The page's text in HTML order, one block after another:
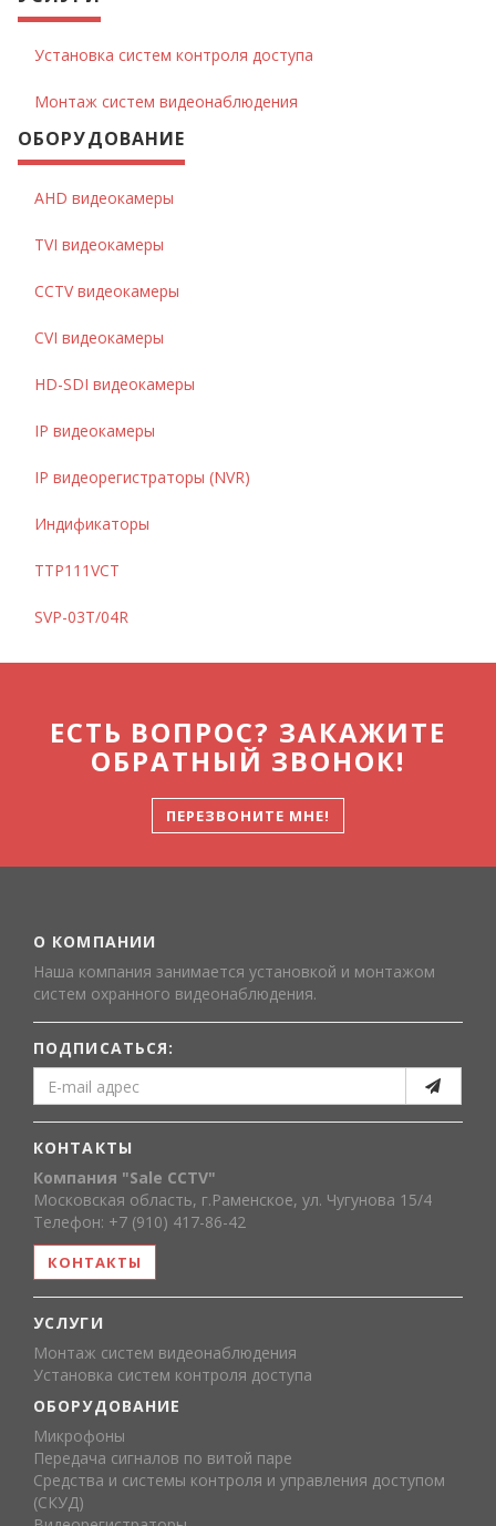
Установка систем контроля доступа
Монтаж систем видеонаблюдения
ОБОРУДОВАНИЕ
AHD видеокамеры
TVI видеокамеры
CCTV видеокамеры
CVI видеокамеры
HD-SDI видеокамеры
IP видеокамеры
IP видеорегистраторы (NVR)
Индификаторы
TTP111VCT
SVP-03T/04R
ЕСТЬ ВОПРОС? ЗАКАЖИТЕ
ОБРАТНЫЙ ЗВОНОК!
ПЕРЕЗВОНИТЕ МНЕ!
О КОМПАНИИ
Наша компания занимается установкой и монтажом
систем охранного видеонаблюдения.
ПОДПИСАТЬСЯ:
КОНТАКТЫ
Компания "Sale CCTV"
Московская область, г.Раменское, ул. Чугунова 15/4
Телефон: +7 (910) 417-86-42
КОНТАКТЫ
УСЛУГИ
Монтаж систем видеонаблюдения
Установка систем контроля доступа
ОБОРУДОВАНИЕ
Микрофоны
Передача сигналов по витой паре
Средства и системы контроля и управления доступом
(СКУД)